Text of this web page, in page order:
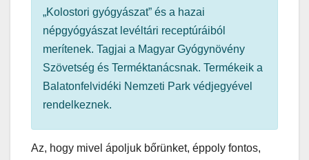
„Kolostori gyógyászat” és a hazai
népgyógyászat levéltári receptúráiból
merítenek. Tagjai a Magyar Gyógynövény
Szövetség és Terméktanácsnak. Termékeik a
Balatonfelvidéki Nemzeti Park védjegyével
rendelkeznek.
Az, hogy mivel ápoljuk bőrünket, éppoly fontos,